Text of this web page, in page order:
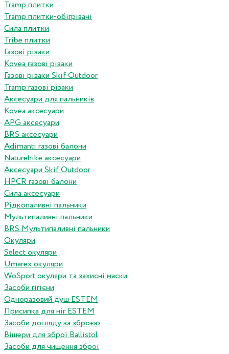
Tramp плитки
Tramp плитки-обігрівачі
Сила плитки
Tribe плитки
Газові різаки
Kovea газові різаки
Газові різаки Skif Outdoor
Tramp газові різаки
Аксесуари для пальників
Kovea аксесуари
APG аксесуари
BRS аксесуари
Adimanti газові балони
Naturehike аксесуари
Аксесуари Skif Outdoor
HPCR газові балони
Сила аксесуари
Рідкопаливні пальники
Мультипаливні пальники
BRS Мультипаливні пальники
Окуляри
Select окуляри
Umarex окуляри
WoSport окуляри та захисні маски
Засоби гігієни
Одноразовий душ ESTEM
Присипка для ніг ESTEM
Засоби догляду за зброєю
Вішери для зброї Ballistol
Засоби для чищення зброї